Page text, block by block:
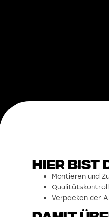
Hier bist
Montieren und
Verpacken der